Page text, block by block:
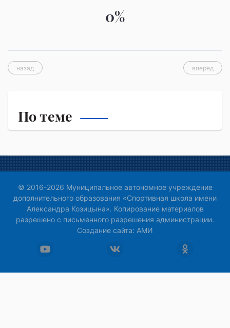
0%
назад вперед
По теме
© 2016-2026 Муниципальное автономное учреждение
дополнительного образования «Спортивная школа имени
Александра Козицына». Копирование материалов
разрешено с письменного разрешения администрации.
Создание сайта: АМИ